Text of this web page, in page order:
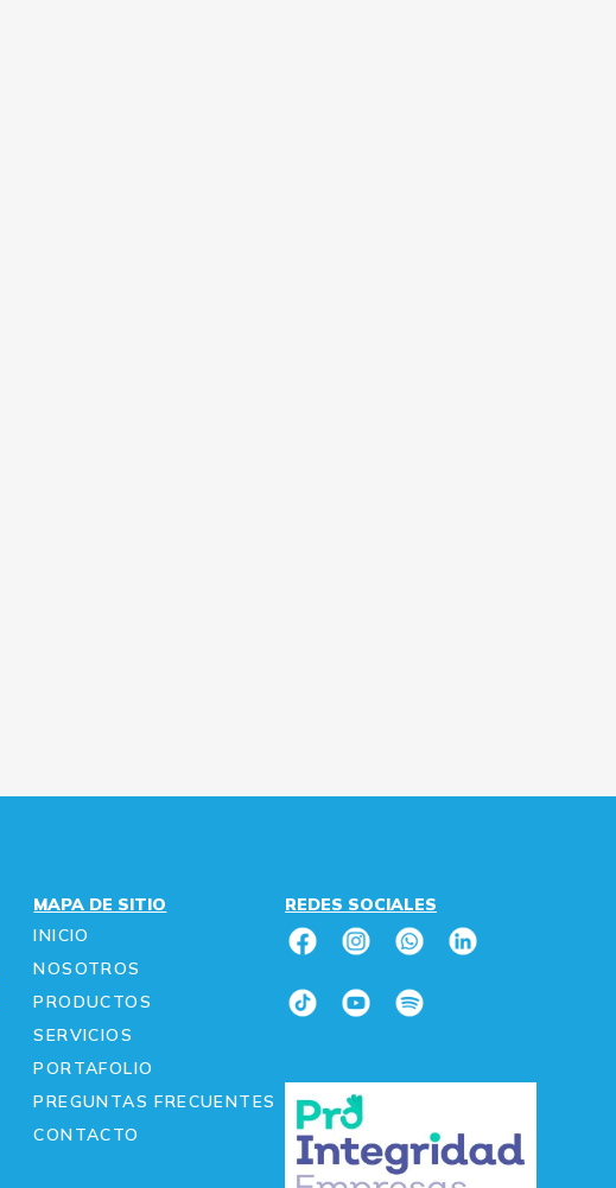
MAPA DE SITIO
INICIO
NOSOTROS
PRODUCTOS
SERVICIOS
PORTAFOLIO
PREGUNTAS FRECUENTES
CONTACTO
REDES SOCIALES